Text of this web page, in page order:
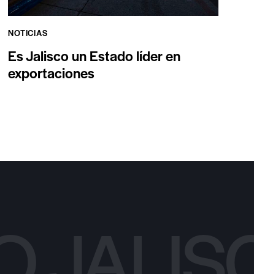
NOTICIAS
Es Jalisco un Estado líder en
exportaciones